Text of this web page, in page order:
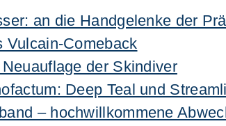
an die Handgelenke der
Vulcain-Comeback
der Skindiver
Deep Teal und
– hochwillkommene